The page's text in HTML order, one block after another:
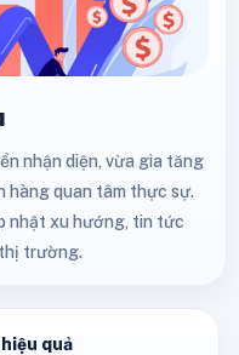
nhận diện, vừa gia tăng
quan tâm thực sự.
nhật xu hướng, tin tức
trường.
quả